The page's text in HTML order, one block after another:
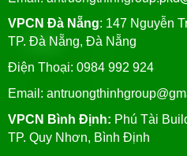
VPCN Đà Nẵng: 147 Nguyễn
TP. Đà Nẵng, Đà Nẵng
Điện Thoại: 0984 992 924
Email:
VPCN Bình Định: Phú Tài
TP. Quy Nhơn, Bình Định